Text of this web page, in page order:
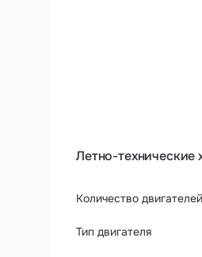
Летно-технические
Количество двигателей
Тип двигателя